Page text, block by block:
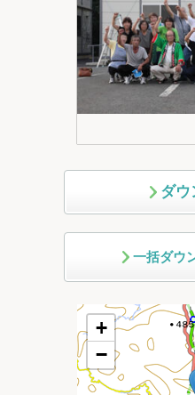
Foreign Laguage
ダウ
一括ダウ
+
−